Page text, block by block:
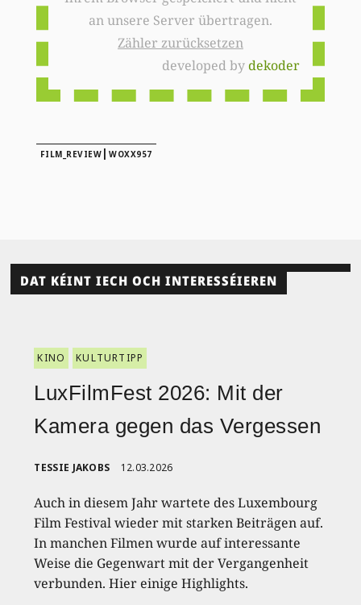
an unsere Server übertragen.
Zähler zurücksetzen
developed bydekoder
FILM_REVIEW |WOXX957
DAT KÉINT IECH OCH INTERESSÉIEREN
KINO KULTURTIPP
LuxFilmFest 2026: Mit der
Kamera gegen das Vergessen
TESSIE JAKOBS 12.03.2026
Auch in diesem Jahr wartete des Luxembourg
Film Festival wieder mit starken Beiträgen auf.
In manchen Filmen wurde auf interessante
Weise die Gegenwart mit der Vergangenheit
verbunden. Hier einige Highlights.